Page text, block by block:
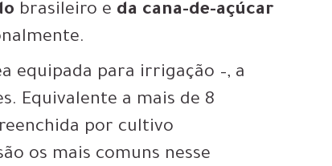
brasileiro e da cana-de-açúcar
equipada para irrigação –, a
. Equivalente a mais de 8
por cultivo
os mais comuns nesse